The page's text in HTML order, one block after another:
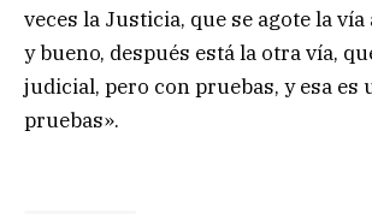
veces la Justicia, que se agote la
y bueno, después está la otra vía,
judicial, pero con pruebas, y esa es
pruebas».